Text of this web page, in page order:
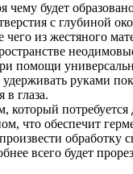
чему будет
с глубиной
из жестяного
руками
в глаза.
который потребуется
что обеспечит
всего будет